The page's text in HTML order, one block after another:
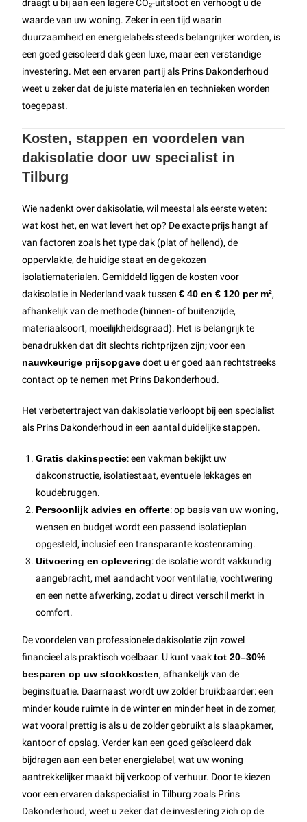
draagt u bij aan een lagere CO₂-uitstoot en verhoogt u de
waarde van uw woning. Zeker in een tijd waarin
duurzaamheid en energielabels steeds belangrijker worden, is
een goed geïsoleerd dak geen luxe, maar een verstandige
investering. Met een ervaren partij als Prins Dakonderhoud
weet u zeker dat de juiste materialen en technieken worden
toegepast.
Kosten, stappen en voordelen van
dakisolatie door uw specialist in
Tilburg
Wie nadenkt over dakisolatie, wil meestal als eerste weten:
wat kost het, en wat levert het op? De exacte prijs hangt af
van factoren zoals het type dak (plat of hellend), de
oppervlakte, de huidige staat en de gekozen
isolatiematerialen. Gemiddeld liggen de kosten voor
dakisolatie in Nederland vaak tussen€ 40 en € 120 per m²,
afhankelijk van de methode (binnen- of buitenzijde,
materiaalsoort, moeilijkheidsgraad). Het is belangrijk te
benadrukken dat dit slechts richtprijzen zijn; voor een
nauwkeurige prijsopgavedoet u er goed aan rechtstreeks
contact op te nemen met Prins Dakonderhoud.
Het verbetertraject van dakisolatie verloopt bij een specialist
als Prins Dakonderhoud in een aantal duidelijke stappen.
Gratis dakinspectie: een vakman bekijkt uw
dakconstructie, isolatiestaat, eventuele lekkages en
koudebruggen.
Persoonlijk advies en offerte: op basis van uw woning,
wensen en budget wordt een passend isolatieplan
opgesteld, inclusief een transparante kostenraming.
Uitvoering en oplevering: de isolatie wordt vakkundig
aangebracht, met aandacht voor ventilatie, vochtwering
en een nette afwerking, zodat u direct verschil merkt in
comfort.
De voordelen van professionele dakisolatie zijn zowel
financieel als praktisch voelbaar. U kunt vaaktot 20–30%
besparen op uw stookkosten, afhankelijk van de
beginsituatie. Daarnaast wordt uw zolder bruikbaarder: een
minder koude ruimte in de winter en minder heet in de zomer,
wat vooral prettig is als u de zolder gebruikt als slaapkamer,
kantoor of opslag. Verder kan een goed geïsoleerd dak
bijdragen aan een beter energielabel, wat uw woning
aantrekkelijker maakt bij verkoop of verhuur. Door te kiezen
voor een ervaren dakspecialist in Tilburg zoals Prins
Dakonderhoud, weet u zeker dat de investering zich op de